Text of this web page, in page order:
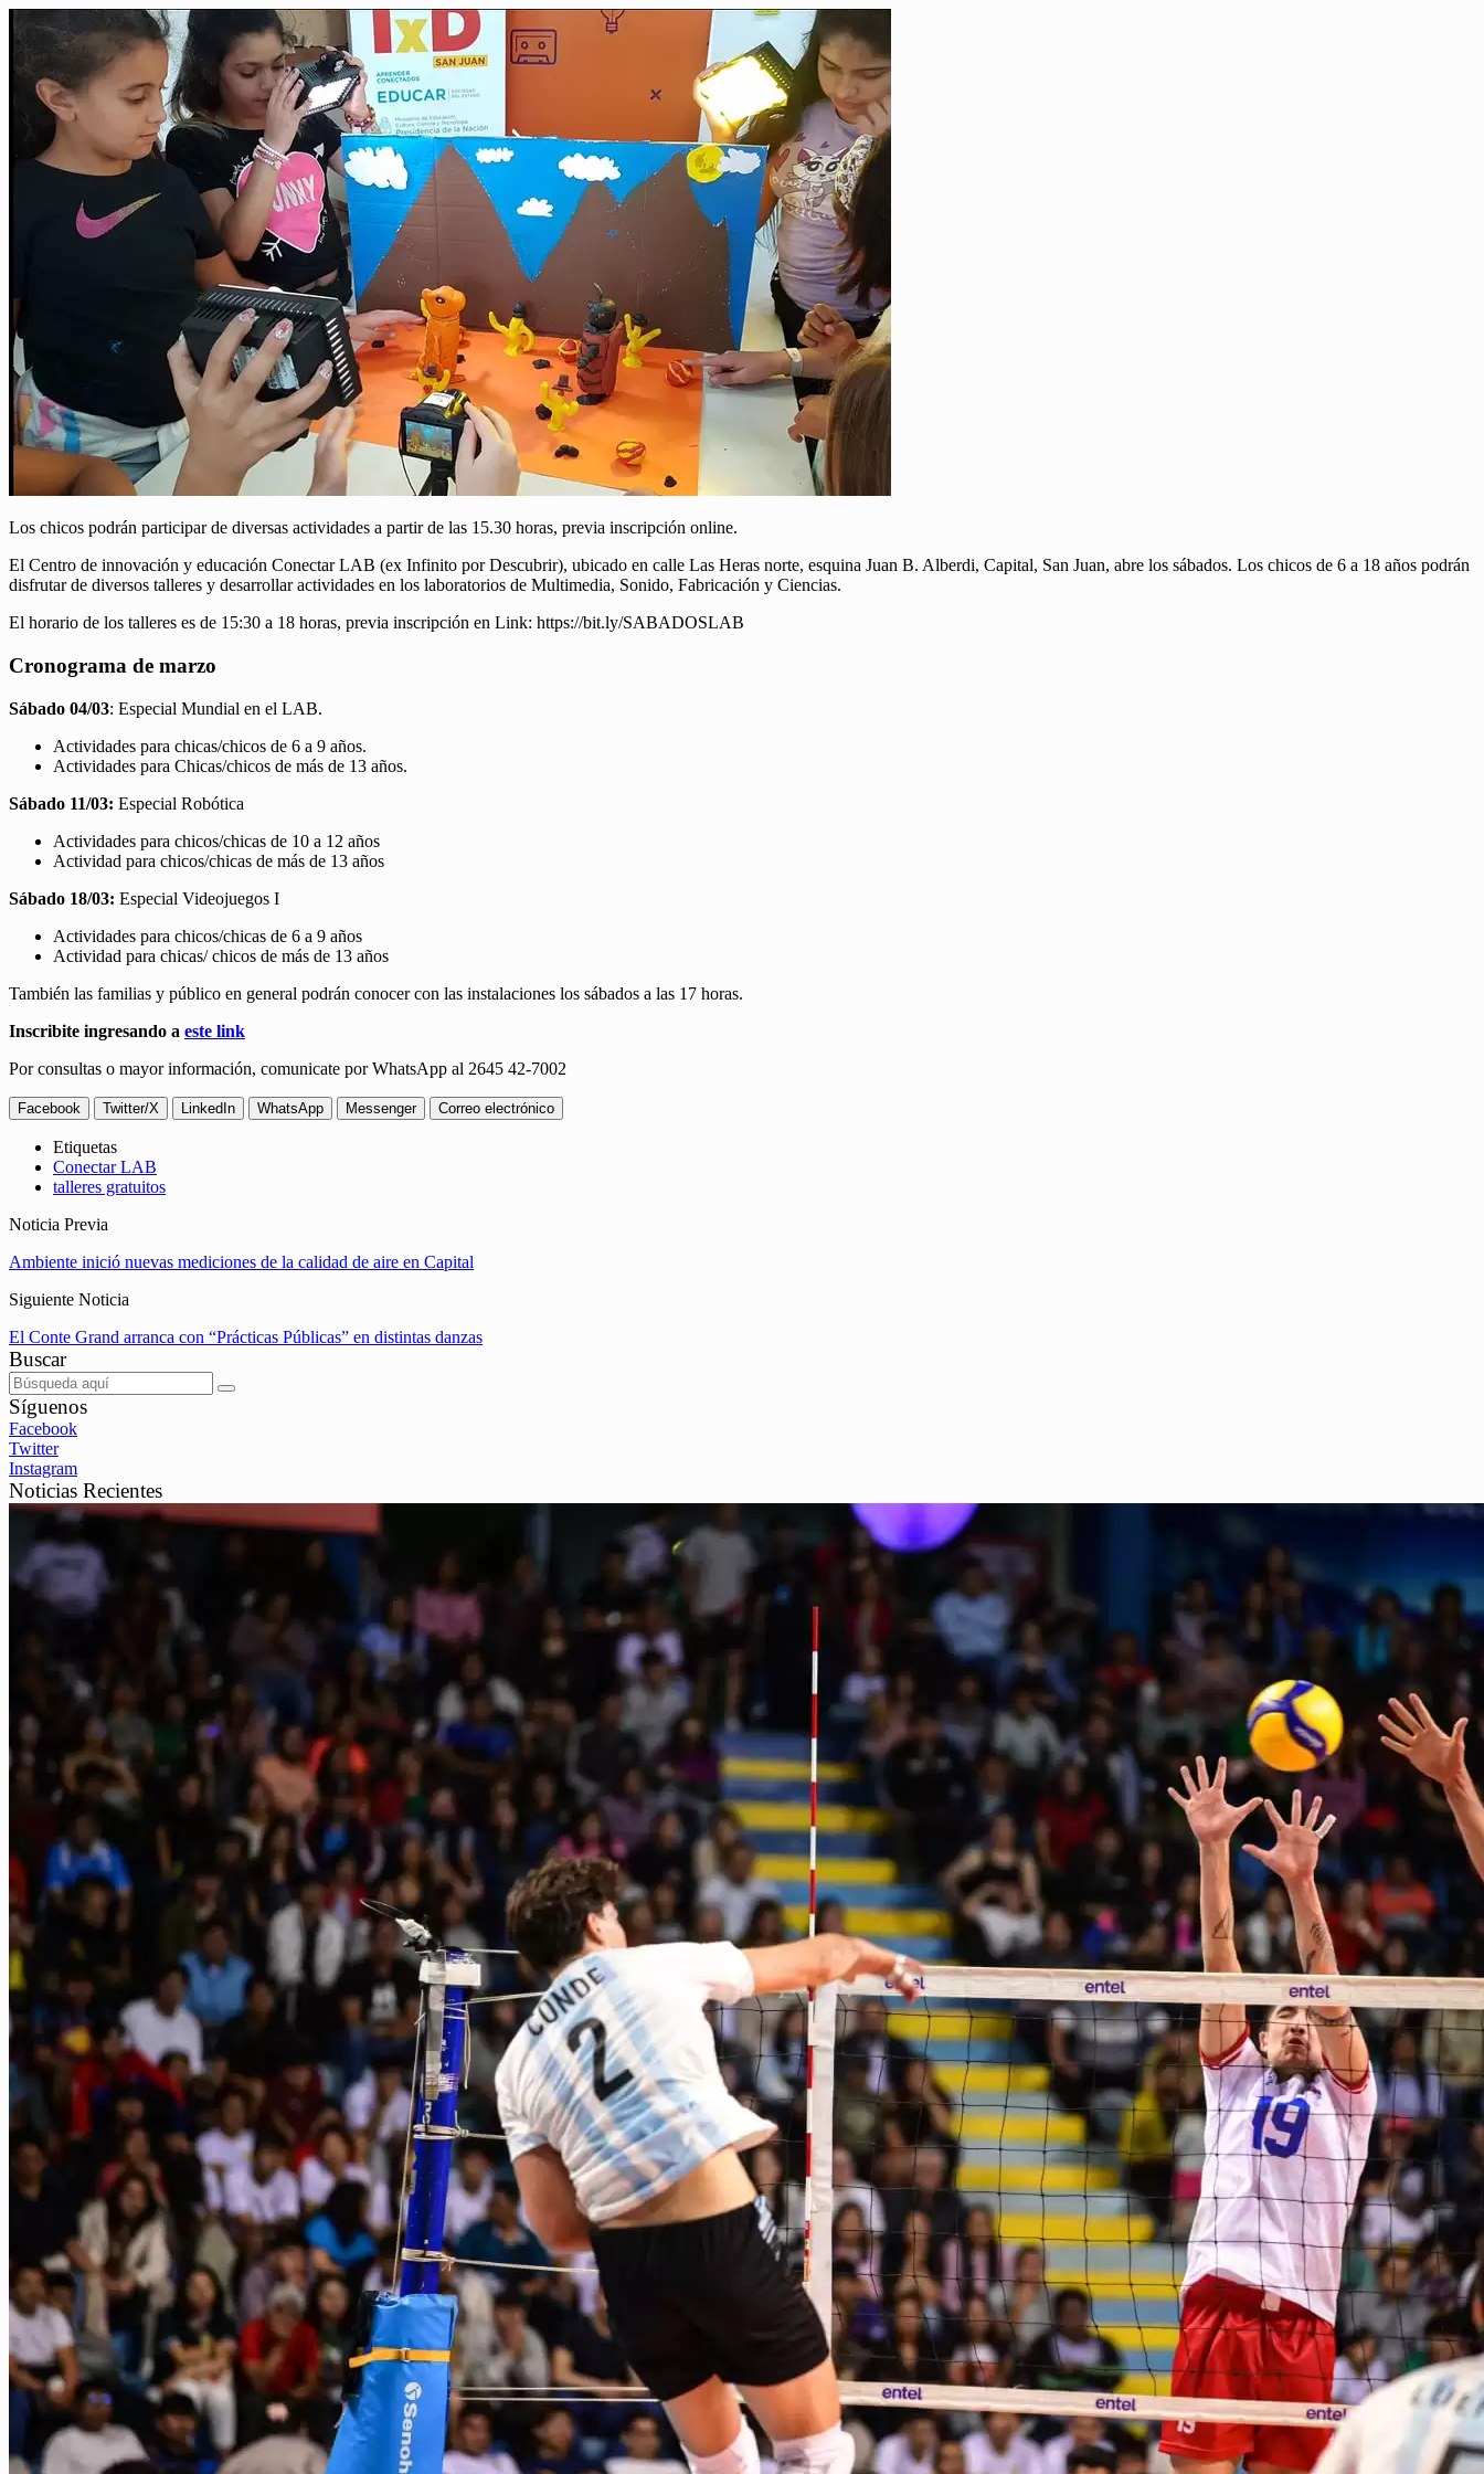
Los chicos podrán participar de diversas actividades a partir de las 15.30 horas, previa inscripción online.
El Centro de innovación y educación Conectar LAB (ex Infinito por Descubrir), ubicado en calle Las Heras norte, esquina Juan B. Alberdi, Capital, San Juan, abre los sábados. Los chicos de 6 a 18 años podrán
disfrutar de diversos talleres y desarrollar actividades en los laboratorios de Multimedia, Sonido, Fabricación y Ciencias.
El horario de los talleres es de 15:30 a 18 horas, previa inscripción en Link: https://bit.ly/SABADOSLAB
Cronograma de marzo
Sábado 04/03: Especial Mundial en el LAB.
Actividades para chicas/chicos de 6 a 9 años.
Actividades para Chicas/chicos de más de 13 años.
Sábado 11/03: Especial Robótica
Actividades para chicos/chicas de 10 a 12 años
Actividad para chicos/chicas de más de 13 años
Sábado 18/03: Especial Videojuegos I
Actividades para chicos/chicas de 6 a 9 años
Actividad para chicas/ chicos de más de 13 años
También las familias y público en general podrán conocer con las instalaciones los sábados a las 17 horas.
Inscribite ingresando a este link
Por consultas o mayor información, comunicate por WhatsApp al 2645 42-7002
Facebook Twitter/X LinkedIn WhatsApp Messenger Correo electrónico
Etiquetas
Conectar LAB
talleres gratuitos
Noticia Previa
Ambiente inició nuevas mediciones de la calidad de aire en Capital
Siguiente Noticia
El Conte Grand arranca con “Prácticas Públicas” en distintas danzas
Buscar
Síguenos
Facebook
Twitter
Instagram
Noticias Recientes